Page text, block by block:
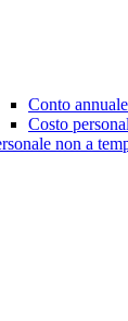
Conto
Costo
non a